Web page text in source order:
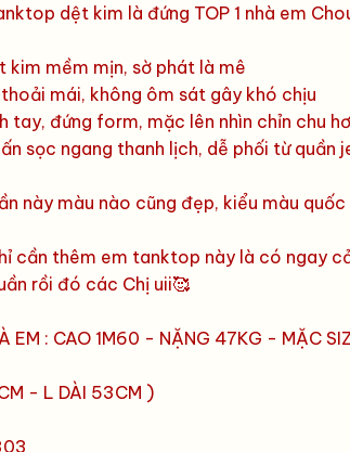
dệt kim là đứng TOP 1 nhà em
kim mềm mịn, sờ phát là mê
thoải mái, không ôm sát gây khó chịu
tay, đứng form, mặc lên nhìn chỉn chu
sọc ngang thanh lịch, dễ phối từ quần
này màu nào cũng đẹp, kiểu màu
cần thêm em tanktop này là có ngay
rồi đó các Chị uii🥰
EM : CAO 1M60 - NẶNG 47KG - MẶC
- L DÀI 53CM )